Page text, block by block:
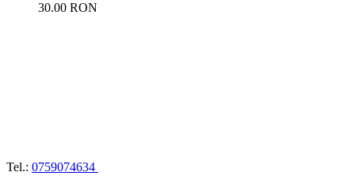
30.00 RON
Tel.: 0759074634